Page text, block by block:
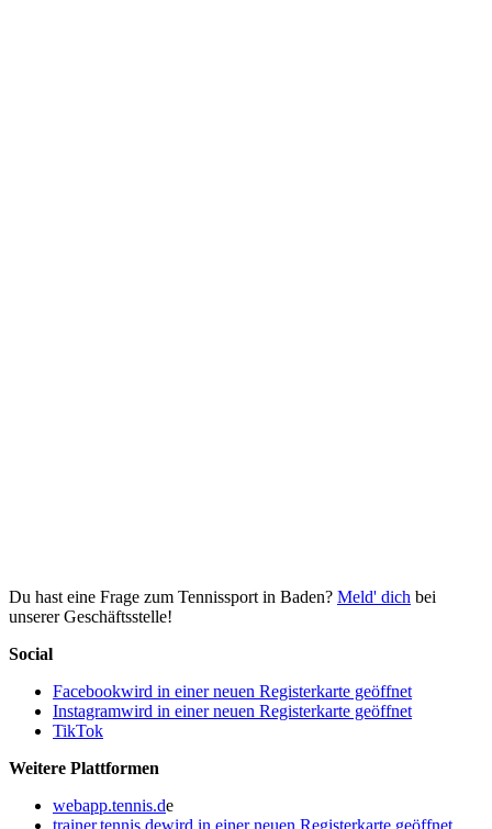
Du hast eine Frage zum Tennissport in Baden? Meld' dich bei
unserer Geschäftsstelle!
Social
Facebookwird in einer neuen Registerkarte geöffnet
Instagramwird in einer neuen Registerkarte geöffnet
TikTok
Weitere Plattformen
webapp.tennis.de
trainer.tennis.dewird in einer neuen Registerkarte geöffnet